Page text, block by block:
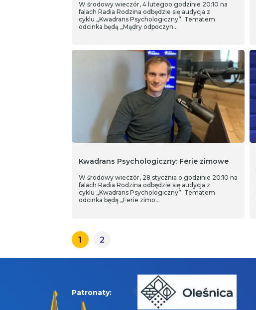
W środowy wieczór, 4 lutegoo godzinie 20:10 na
falach Radia Rodzina odbędzie się audycja z
cyklu „Kwadrans Psychologiczny”. Tematem
odcinka będą „Mądry odpoczyn…
Kwadrans Psychologiczny: Ferie zimowe
W środowy wieczór, 28 stycznia o godzinie 20:10 na
falach Radia Rodzina odbędzie się audycja z
cyklu „Kwadrans Psychologiczny”. Tematem
odcinka będą „Ferie zimo…
1 2
Patronaty: